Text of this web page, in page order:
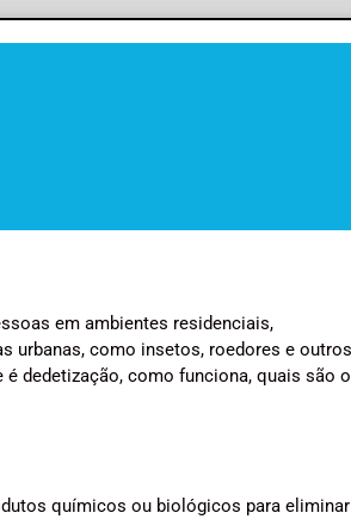
em ambientes residenciais,
urbanas, como insetos, roedores e outros
dedetização, como funciona, quais são
químicos ou biológicos para eliminar